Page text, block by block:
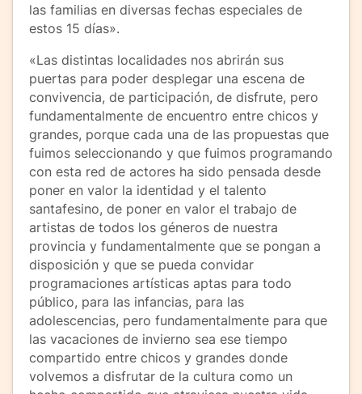
las familias en diversas fechas especiales de
estos 15 días».
«Las distintas localidades nos abrirán sus
puertas para poder desplegar una escena de
convivencia, de participación, de disfrute, pero
fundamentalmente de encuentro entre chicos y
grandes, porque cada una de las propuestas que
fuimos seleccionando y que fuimos programando
con esta red de actores ha sido pensada desde
poner en valor la identidad y el talento
santafesino, de poner en valor el trabajo de
artistas de todos los géneros de nuestra
provincia y fundamentalmente que se pongan a
disposición y que se pueda convidar
programaciones artísticas aptas para todo
público, para las infancias, para las
adolescencias, pero fundamentalmente para que
las vacaciones de invierno sea ese tiempo
compartido entre chicos y grandes donde
volvemos a disfrutar de la cultura como un